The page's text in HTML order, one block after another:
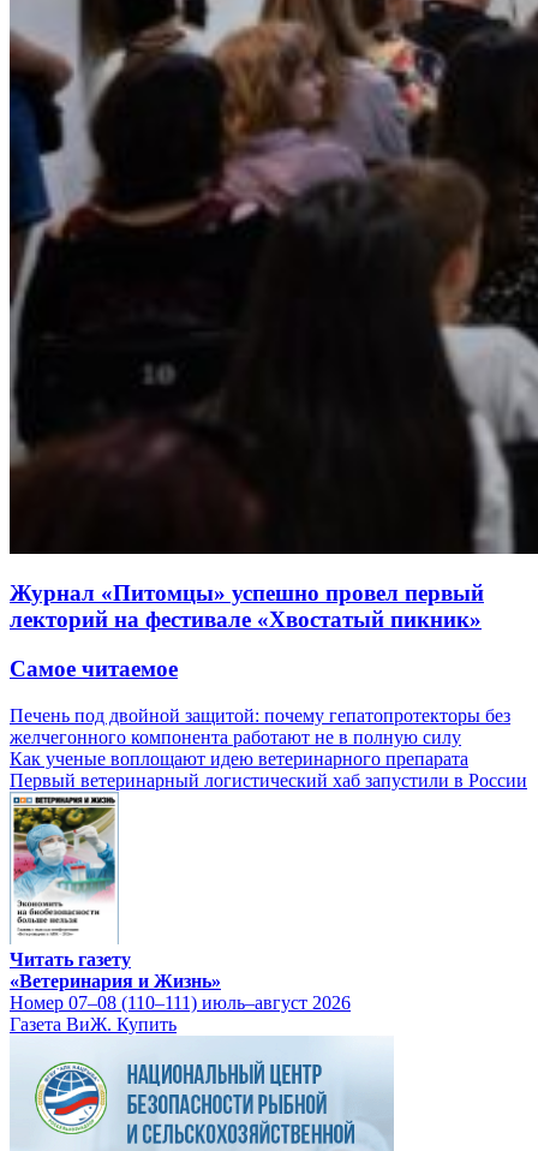
Журнал «Питомцы» успешно провел первый
лекторий на фестивале «Хвостатый пикник»
Самое читаемое
Печень под двойной защитой: почему гепатопротекторы без
желчегонного компонента работают не в полную силу
Как ученые воплощают идею ветеринарного препарата
Первый ветеринарный логистический хаб запустили в России
Читать газету
«Ветеринария и Жизнь»
Номер 07–08 (110–111) июль–август 2026
Газета ВиЖ. Купить